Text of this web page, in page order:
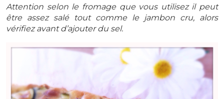
Attention selon le fromage que vous utilisez il peut
être assez salé tout comme le jambon cru, alors
vérifiez avant d’ajouter du sel.